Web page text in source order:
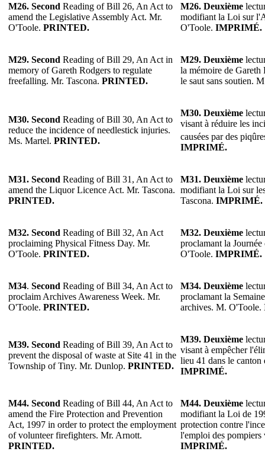
M26. Second Reading of Bill 26, An Act to
amend the Legislative Assembly Act. Mr.
O'Toole. PRINTED.
M26. Deuxième
modifiant la Loi sur
O'Toole. IMPRIMÉ.
M29. Second Reading of Bill 29, An Act in
memory of Gareth Rodgers to regulate
freefalling. Mr. Tascona. PRINTED.
M29. Deuxième
la mémoire de Gareth
le saut sans soutien.
M30. Second Reading of Bill 30, An Act to
reduce the incidence of needlestick injuries.
Ms. Martel. PRINTED.
M30. Deuxième
visant à réduire les
causées par des
IMPRIMÉ.
M31. Second Reading of Bill 31, An Act to
amend the Liquor Licence Act. Mr. Tascona.
PRINTED.
M31. Deuxième
modifiant la Loi sur
Tascona. IMPRIMÉ.
M32. Second Reading of Bill 32, An Act
proclaiming Physical Fitness Day. Mr.
O'Toole. PRINTED.
M32. Deuxième
proclamant la
O'Toole. IMPRIMÉ.
M34. Second Reading of Bill 34, An Act to
proclaim Archives Awareness Week. Mr.
O'Toole. PRINTED.
M34. Deuxième
proclamant la
archives. M. O'Toole.
M39. Second Reading of Bill 39, An Act to
prevent the disposal of waste at Site 41 in the
Township of Tiny. Mr. Dunlop. PRINTED.
M39. Deuxième
visant à empêcher
lieu 41 dans le
IMPRIMÉ.
M44. Second Reading of Bill 44, An Act to
amend the Fire Protection and Prevention
Act, 1997 in order to protect the employment
of volunteer firefighters. Mr. Arnott.
PRINTED.
M44. Deuxième
modifiant la Loi de
protection contre
l'emploi des
IMPRIMÉ.